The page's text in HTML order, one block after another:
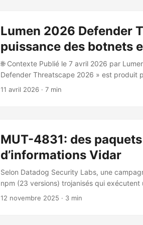
Lumen 2026 Defender
puissance des botnets
🌐 Contexte Publié le 7 avril 2026 par
Defender Threatscape 2026 » est produit
d’opérations sur les menaces de Lumen. Il
11 avril 2026 · 7 min
MUT-4831: des
d’informations Vidar
Selon Datadog Security Labs, une
npm (23 versions) trojanisés qui
Vidar sur des systèmes Windows.
12 novembre 2025 · 3 min